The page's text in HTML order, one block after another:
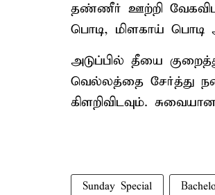
தண்ணீர் ஊற்றி
பொடி, மிளகாய் பொடி
அடுப்பில் தீயை
வெல்லத்தை சேர்த்து
கிளறிவிடவும்.
Sunday Special